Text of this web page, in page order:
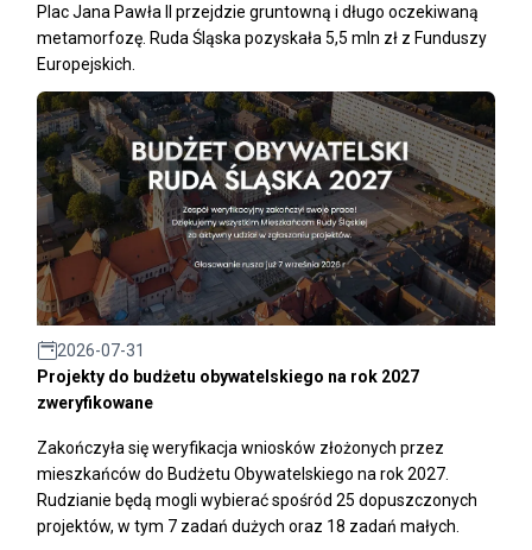
Plac Jana Pawła II przejdzie gruntowną i długo oczekiwaną
metamorfozę. Ruda Śląska pozyskała 5,5 mln zł z Funduszy
Europejskich.
2026-07-31
Projekty do budżetu obywatelskiego na rok 2027
zweryfikowane
Zakończyła się weryfikacja wniosków złożonych przez
mieszkańców do Budżetu Obywatelskiego na rok 2027.
Rudzianie będą mogli wybierać spośród 25 dopuszczonych
projektów, w tym 7 zadań dużych oraz 18 zadań małych.